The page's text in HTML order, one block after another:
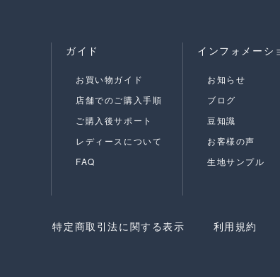
ガイド
お買い物ガイド
店舗でのご購入手順
ご購入後サポート
レディースについて
FAQ
インフォメーシ
お知らせ
ブログ
豆知識
お客様の声
生地サンプル
特定商取引法に関する表示 利用規約